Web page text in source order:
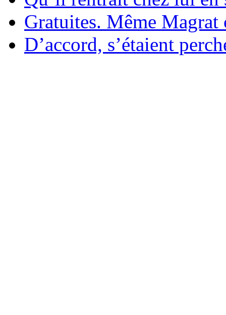
Gratuites. Même Magrat
D’accord, s’étaient